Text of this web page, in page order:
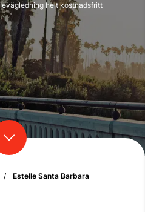
helt kostnadsfritt
/ Estelle Santa Barbara